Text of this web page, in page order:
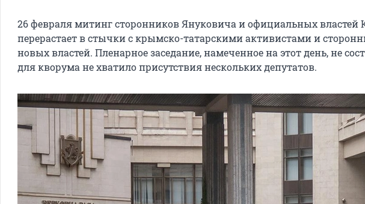
В феврале противостояние достигает своего пика и в конце концов
приводит к смене власти. 22 февраля Виктор Януковичзаявляет о
государственном перевороте. Верховная рада Украины принимает
постановление, в котором говорится, что он «неконституционным
За два дня до этого спикер парламента АРК Владимир
Москве встречается с депутатами российской Госдумы.
— Полуостров может отделиться от Украины в случае серьезной
дестабилизации ситуации в стране, и подобное развитие событий
26 февраля митинг сторонников Януковича и официальных властей
перерастает в стычки с крымско-татарскими активистами и
новых властей. Пленарное заседание, намеченное на этот день, не
для кворума не хватило присутствия нескольких депутатов.